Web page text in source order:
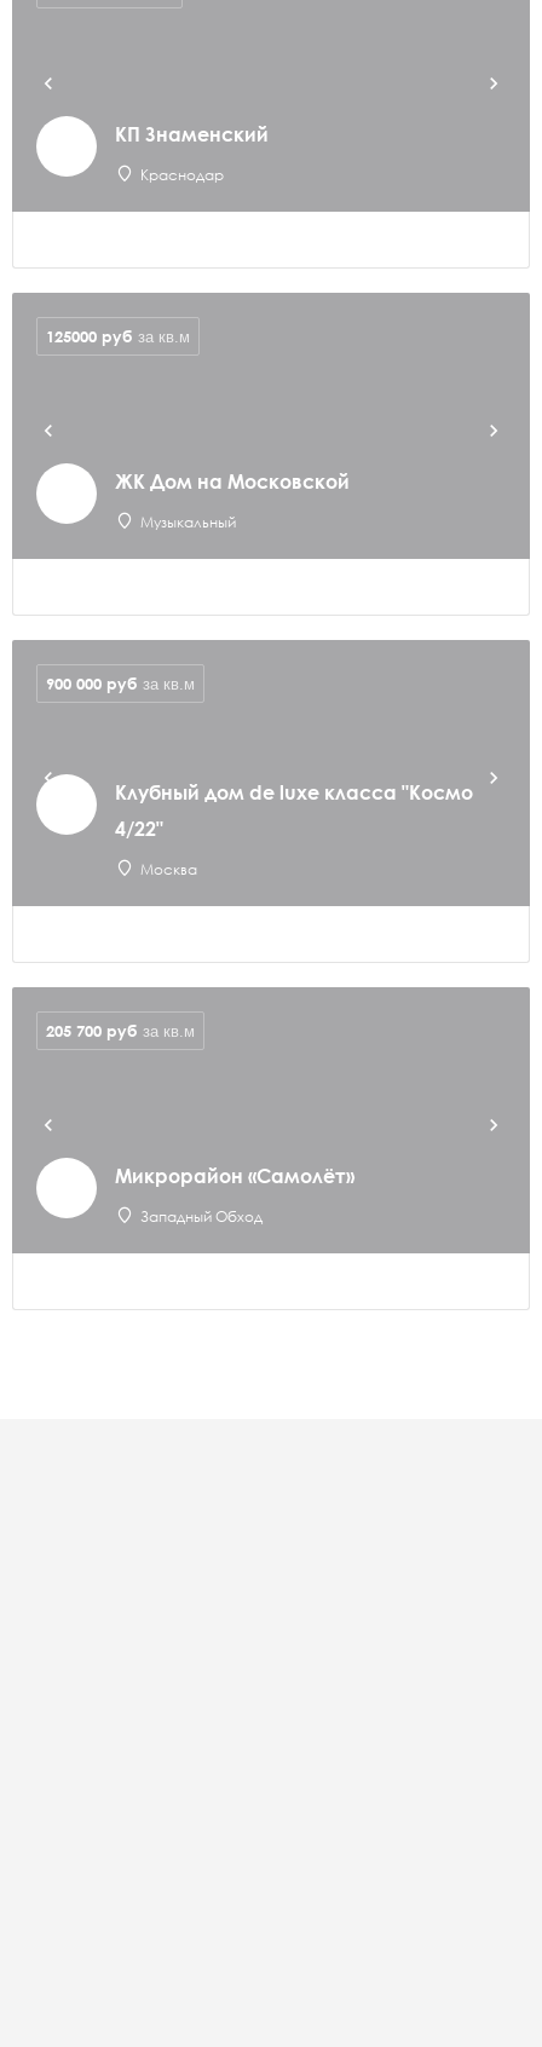
КП Знаменский
Краснодар
ЖК Дом на Московской
Музыкальный
125000 руб за кв.м
Клубный дом de luxe класса "Космо
4/22"
Москва
900 000 руб за кв.м
Микрорайон «Самолёт»
Западный Обход
205 700 руб за кв.м